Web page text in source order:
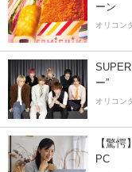
ーン
オリコン
ー”
オリコン
【驚
PC